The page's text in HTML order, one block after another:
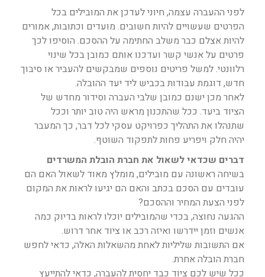
לפני ההעברה עצמה, חיוני לעדכן את המובילים בכל
הפרטים שעשויים להיות חשובים. מועדים וכתובות, אמורים
להיות אצלם כבר משלב החתימה על ההסכם. הוסיפו לכך
פרטים על אנשי קשר ועדכנו אותם כמובן בכל שינוי
רלוונטי. למשל פריטים נוספים שמבקשים להעביר או סיבוך
חדש, דוגמת עבודות בכביש ליד יעד ההובלה.
לאחר מכן ישנם כמובן שלבי העברה וסידור מחדש של
הציוד ביעד. ככל שהתכנון מראש היה טוב יותר וככל
שתנהלו את התהליך כפרויקט עסקי לכל דבר, כך המעבר
יהיה חלק ויפריע פחות לתפקוד השוטף.
דברים שכדאי לשאול את חברת הובלת המשרדים
בשיחה ראשונה עם מובילים, מומלץ מאוד לשאול האם הם
עובדים עם הסכם בכתב והאם הם יגיעו לראות את המקום
לפני הצעת המחיר וההסכם?
ההגעה נחוצה, בכדי שהמובילים יוכלו לראות בדיוק כמה
אנשים וזמן יידרשו ואיזה רכב או ציוד אחר דרוש.
אם התשובות שליליות לאחת מהשאלות האלה, כדאי לחפש
חברת הובלה אחרת.
ככל שיש לכם ציוד כבד יחסית להעברה, כדאי להתייעץ